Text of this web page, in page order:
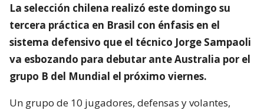
La selección chilena realizó este domingo su
tercera práctica en Brasil con énfasis en el
sistema defensivo que el técnico Jorge Sampaoli
va esbozando para debutar ante Australia por el
grupo B del Mundial el próximo viernes.
Un grupo de 10 jugadores, defensas y volantes,